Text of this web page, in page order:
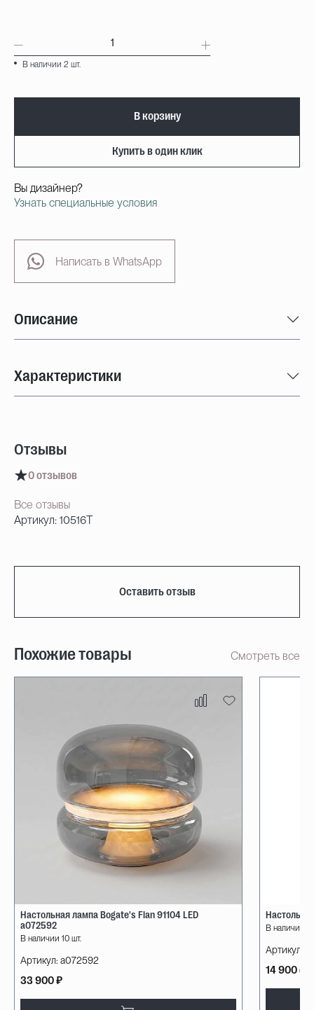
В наличии 2 шт.
В корзину
Купить в один клик
Вы дизайнер?
Узнать специальные условия
Написать в WhatsApp
Описание
Характеристики
Отзывы
0 отзывов
Все отзывы
Артикул: 10516T
Оставить отзыв
Похожие товары Смотреть все
Настольная лампа Bogate's Flan 91104 LED
a072592
В наличии 10 шт.
Артикул: a072592
33 900 ₽
В наличии
Артикул:
14 900 ₽